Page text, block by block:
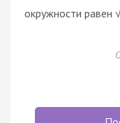
окружности равен